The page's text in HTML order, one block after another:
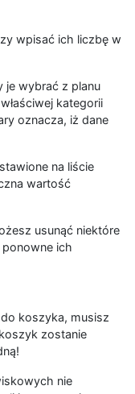
wpisać ich liczbę w
je wybrać z planu
kategorii
oznacza, iż dane
na liście
wartość
usunąć niektóre
ich
koszyka, musisz
zostanie
nie